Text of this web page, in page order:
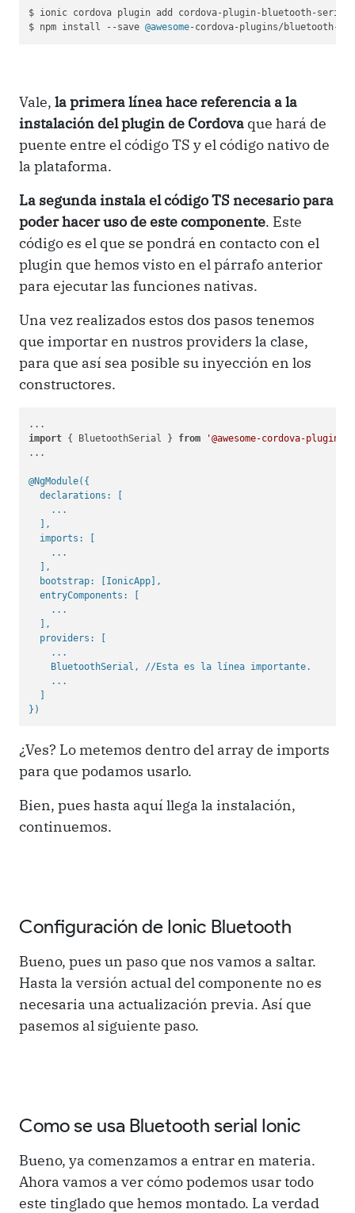
$ ionic cordova plugin add cordova-plugin-bluetooth-serial
$ npm install --save @awesome-cordova-plugins/bluetooth-
Vale, la primera línea hace referencia a la
instalación del plugin de Cordova que hará de
puente entre el código TS y el código nativo de
la plataforma.
La segunda instala el código TS necesario para
poder hacer uso de este componente. Este
código es el que se pondrá en contacto con el
plugin que hemos visto en el párrafo anterior
para ejecutar las funciones nativas.
Una vez realizados estos dos pasos tenemos
que importar en nustros providers la clase,
para que así sea posible su inyección en los
constructores.
import { BluetoothSerial } from
'@awesome-cordova-
...
@NgModule( {
  declarations: [
    ...
  ],
  imports: [
    ...
  ],
  bootstrap: [IonicApp],
  entryComponents: [
    ...
  ],
  providers: [
    ...
    BluetoothSerial, //Esta es la línea importante.
    ...
  ]
} )
¿Ves? Lo metemos dentro del array de imports
para que podamos usarlo.
Bien, pues hasta aquí llega la instalación,
continuemos.
Configuración de Ionic Bluetooth
Bueno, pues un paso que nos vamos a saltar.
Hasta la versión actual del componente no es
necesaria una actualización previa. Así que
pasemos al siguiente paso.
Como se usa Bluetooth serial Ionic
Bueno, ya comenzamos a entrar en materia.
Ahora vamos a ver cómo podemos usar todo
este tinglado que hemos montado. La verdad